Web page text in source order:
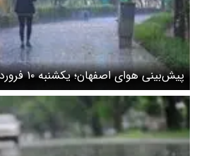
پیش‌بینی هوای اصفهان؛ یکشنبه ۱۰ فروردین ۱۴۰۴